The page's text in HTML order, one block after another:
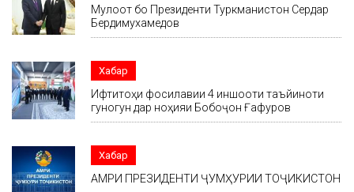
Мулоқот бо Президенти Туркманистон Сердар
Бердимухамедов
Хабар
Ифтитоҳи фосилавии 4 иншооти таъйиноти
гуногун дар ноҳияи Бобоҷон Ғафуров
Хабар
АМРИ ПРЕЗИДЕНТИ ҶУМҲУРИИ ТОҶИКИСТОН